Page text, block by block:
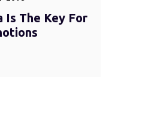
Is The Key For